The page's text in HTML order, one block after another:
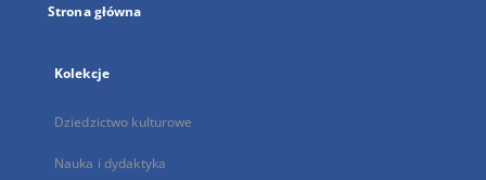
Strona główna
Kolekcje
Dziedzictwo kulturowe
Nauka i dydaktyka